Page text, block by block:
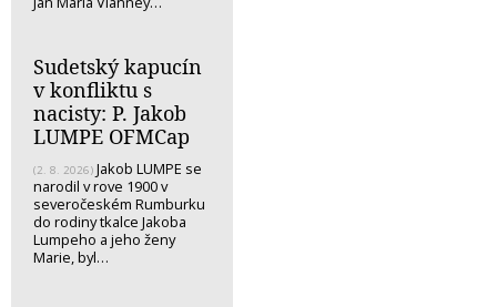
Sudetský kapucín
v konfliktu s
nacisty: P. Jakob
LUMPE OFMCap
(2. 8. 2026) Jakob LUMPE se
narodil v rove 1900 v
severočeském Rumburku
do rodiny tkalce Jakoba
Lumpeho a jeho ženy
Marie, byl…